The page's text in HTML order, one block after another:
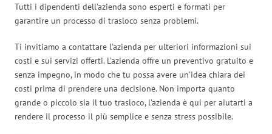
Tutti i dipendenti dell’azienda sono esperti e formati per
garantire un processo di trasloco senza problemi.
Ti invitiamo a contattare l’azienda per ulteriori informazioni sui
costi e sui servizi offerti. L’azienda offre un preventivo gratuito e
senza impegno, in modo che tu possa avere un’idea chiara dei
costi prima di prendere una decisione. Non importa quanto
grande o piccolo sia il tuo trasloco, l’azienda è qui per aiutarti a
rendere il processo il più semplice e senza stress possibile.